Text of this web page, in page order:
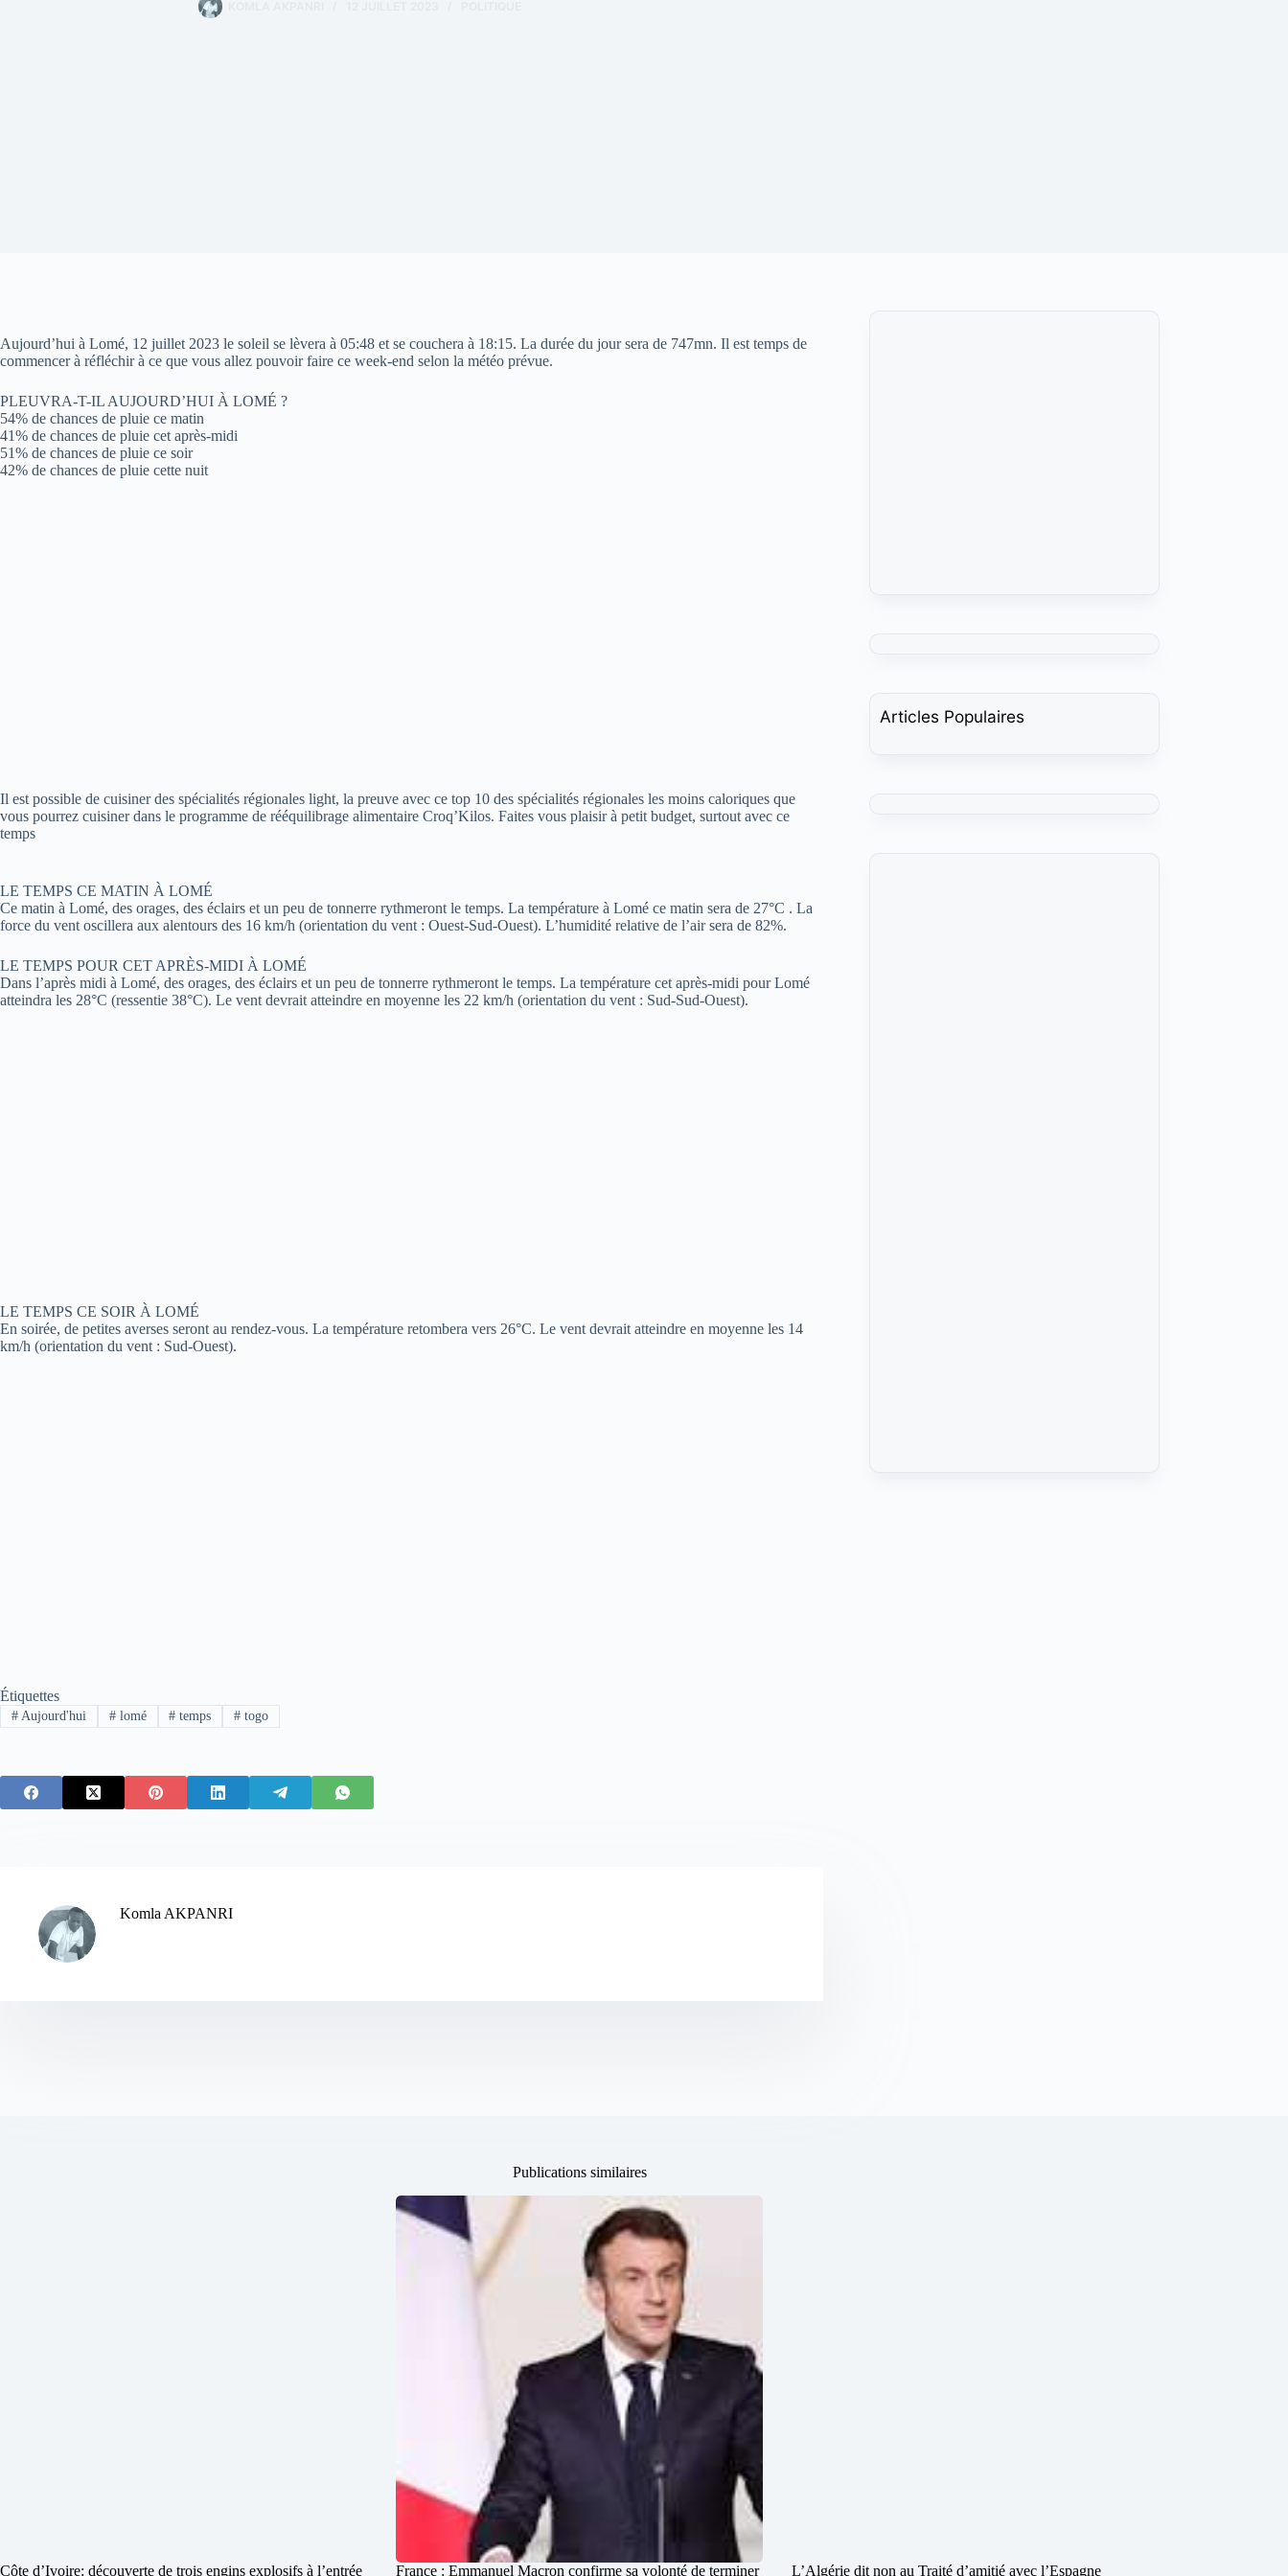
Aujourd’hui à Lomé, 12 juillet 2023 le soleil se lèvera à 05:48 et se couchera à 18:15. La durée du jour sera de 747mn. Il est temps de
commencer à réfléchir à ce que vous allez pouvoir faire ce week-end selon la météo prévue.
PLEUVRA-T-IL AUJOURD’HUI À LOMÉ ?
54% de chances de pluie ce matin
41% de chances de pluie cet après-midi
51% de chances de pluie ce soir
42% de chances de pluie cette nuit
Il est possible de cuisiner des spécialités régionales light, la preuve avec ce top 10 des spécialités régionales les moins caloriques que
vous pourrez cuisiner dans le programme de rééquilibrage alimentaire Croq’Kilos. Faites vous plaisir à petit budget, surtout avec ce
temps
LE TEMPS CE MATIN À LOMÉ
Ce matin à Lomé, des orages, des éclairs et un peu de tonnerre rythmeront le temps. La température à Lomé ce matin sera de 27°C . La
force du vent oscillera aux alentours des 16 km/h (orientation du vent : Ouest-Sud-Ouest). L’humidité relative de l’air sera de 82%.
LE TEMPS POUR CET APRÈS-MIDI À LOMÉ
Dans l’après midi à Lomé, des orages, des éclairs et un peu de tonnerre rythmeront le temps. La température cet après-midi pour Lomé
atteindra les 28°C (ressentie 38°C). Le vent devrait atteindre en moyenne les 22 km/h (orientation du vent : Sud-Sud-Ouest).
LE TEMPS CE SOIR À LOMÉ
En soirée, de petites averses seront au rendez-vous. La température retombera vers 26°C. Le vent devrait atteindre en moyenne les 14
km/h (orientation du vent : Sud-Ouest).
Étiquettes
#Aujourd'hui #lomé # temps # togo
Komla AKPANRI
Articles Populaires
Publications similaires
Côte d’Ivoire: découverte de trois engins explosifs à l’entrée France : Emmanuel Macron confirme sa volonté de terminer L’Algérie dit non au Traité d’amitié avec l’Espagne